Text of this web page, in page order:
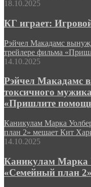
18.10.2025
КГ играет:
Рэйчел Макадамс
трейлере фильма
14.10.2025
Рэйчел Макадамс
токсичного
«Пришлите
Каникулам Марка
план 2» мешает Кит
14.10.2025
Каникулам Марка
«Семейный план